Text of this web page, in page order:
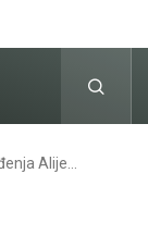
Alije…